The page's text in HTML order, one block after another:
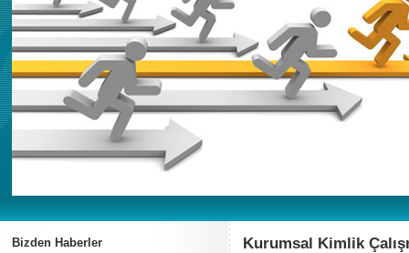
Bizden Haberler Kurumsal Kimlik